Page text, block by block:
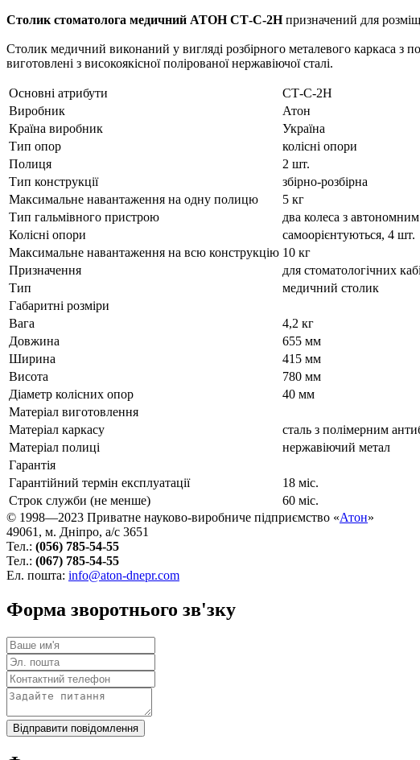
Столик стоматолога медичний АТОН СТ-С-2Нпризначений для
Столик медичний виконаний у вигляді розбірного металевого каркаса з
виготовлені з високоякісної полірованої нержавіючої сталі.
Основні атрибути
СТ-С-2Н
Виробник
Атон
Країна виробник
Україна
Тип опор
колісні опори
Полиця
2 шт.
Тип конструкції
збірно-розбірна
Максимальне навантаження на одну полицю
5 кг
Тип гальмівного пристрою
два колеса з
Колісні опори
самоорієнтуються, 4 шт.
Максимальне навантаження на всю конструкцію 10 кг
Призначення
для стоматологічних
Тип
медичний столик
Габаритні розміри
Вага
4,2 кг
Довжина
655 мм
Ширина
415 мм
Висота
780 мм
Діаметр колісних опор
40 мм
Матеріал виготовлення
Матеріал каркасу
сталь з полімерним
Матеріал полиці
нержавіючий метал
Гарантія
Гарантійний термін експлуатації
18 міс.
Строк служби (не менше)
60 міс.
© 1998—2023 Приватне науково‑виробниче підприємство «Атон»
49061, м. Дніпро, а/с 3651
Тел.: (056) 785-54-55
Тел.: (067) 785-54-55
Ел. пошта: info@aton-dnepr.com
Форма зворотнього зв'зку